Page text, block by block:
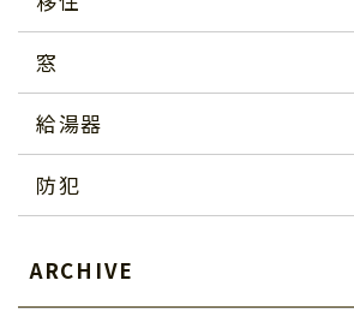
窓
給湯器
防犯
ARCHIVE